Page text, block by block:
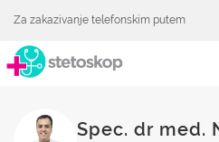
Za zakazivanje telefonskim putem
Spec. dr med.